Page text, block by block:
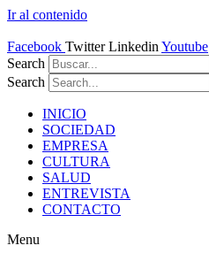
Ir al contenido
Facebook Twitter Linkedin Youtube
Search
Search
INICIO
SOCIEDAD
EMPRESA
CULTURA
SALUD
ENTREVISTA
CONTACTO
Menu